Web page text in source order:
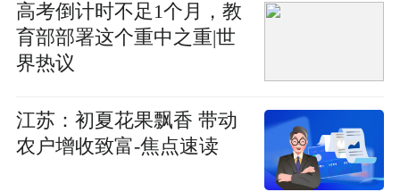
高考倒计时不足1个月，教
育部部署这个重中之重|世
界热议
江苏：初夏花果飘香 带动
农户增收致富-焦点速读